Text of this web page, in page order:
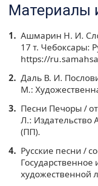
Материалы
Ашмарин Н. И.
17 т. Чебоксары:
https://
Даль В. И.
М.:
Песни Печоры /
Л.: Издательство
(ПП).
Русские песни /
Государственное
художественной